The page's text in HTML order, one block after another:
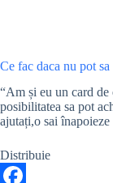
Ce fac daca nu pot
“Am și eu un card
posibilitatea sa pot
ajutați,o sai
Distribuie